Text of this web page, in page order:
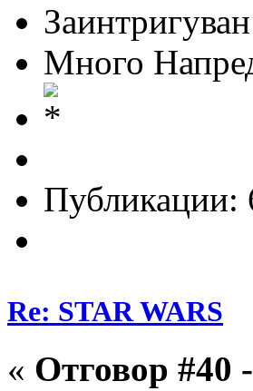
Заинтригуван
Много
Публикации:
Re: STAR WARS
« Отговор #40